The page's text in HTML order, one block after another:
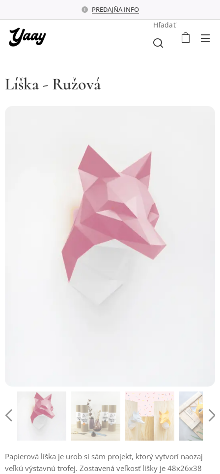
PREDAJŇA INFO
Hľadať
Líška - Ružová
Papierová líška je urob si sám projekt, ktorý vytvorí naozaj
veľkú výstavnú trofej. Zostavená veľkosť líšky je 48x26x38